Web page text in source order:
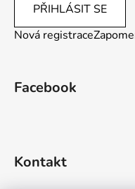
PŘIHLÁSIT SE
Nová registrace
Facebook
Kontakt